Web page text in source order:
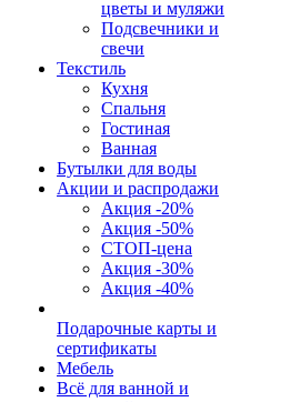
цветы и муляжи
Подсвечники и
свечи
Текстиль
Кухня
Спальня
Гостиная
Ванная
Бутылки для воды
Акции и распродажи
Акция -20%
Акция -50%
СТОП-цена
Акция -30%
Акция -40%
Подарочные карты и
сертификаты
Мебель
Всё для ванной и